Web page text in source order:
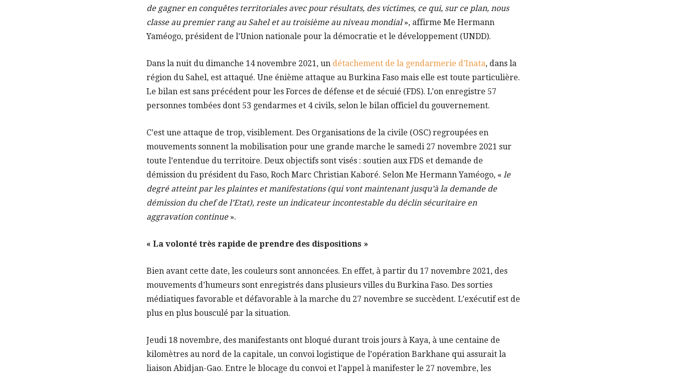
de gagner en conquêtes territoriales avec pour résultats, des victimes, ce qui, sur ce plan, nous
classe au premier rang au Sahel et au troisième au niveau mondial», affirme Me Hermann
Yaméogo, président de l’Union nationale pour la démocratie et le développement (UNDD).
Dans la nuit du dimanche 14 novembre 2021, un détachement de la gendarmerie d’Inata, dans la
région du Sahel, est attaqué. Une énième attaque au Burkina Faso mais elle est toute particulière.
Le bilan est sans précédent pour les Forces de défense et de sécuié (FDS). L’on enregistre 57
personnes tombées dont 53 gendarmes et 4 civils, selon le bilan officiel du gouvernement.
C’est une attaque de trop, visiblement. Des Organisations de la civile (OSC) regroupées en
mouvements sonnent la mobilisation pour une grande marche le samedi 27 novembre 2021 sur
toute l’entendue du territoire. Deux objectifs sont visés : soutien aux FDS et demande de
démission du président du Faso, Roch Marc Christian Kaboré. Selon Me Hermann Yaméogo, « le
degré atteint par les plaintes et manifestations (qui vont maintenant jusqu’à la demande de
démission du chef de l’Etat), reste un indicateur incontestable du déclin sécuritaire en
aggravation continue».
« La volonté très rapide de prendre des dispositions »
Bien avant cette date, les couleurs sont annoncées. En effet, à partir du 17 novembre 2021, des
mouvements d’humeurs sont enregistrés dans plusieurs villes du Burkina Faso. Des sorties
médiatiques favorable et défavorable à la marche du 27 novembre se succèdent. L’exécutif est de
plus en plus bousculé par la situation.
Jeudi 18 novembre, des manifestants ont bloqué durant trois jours à Kaya, à une centaine de
kilomètres au nord de la capitale, un convoi logistique de l’opération Barkhane qui assurait la
liaison Abidjan-Gao. Entre le blocage du convoi et l’appel à manifester le 27 novembre, les